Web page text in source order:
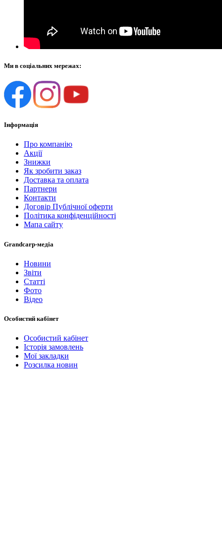
Ми в соціальних мережах:
Інформація
Про компанію
Акції
Знижки
Як зробити заказ
Доставка та оплата
Партнери
Контакти
Договір Публічної оферти
Політика конфіденційності
Мапа сайту
Grandcarp-медіа
Новини
Звіти
Статті
Фото
Відео
Особистий кабінет
Особистий кабінет
Історія замовлень
Мої закладки
Розсилка новин